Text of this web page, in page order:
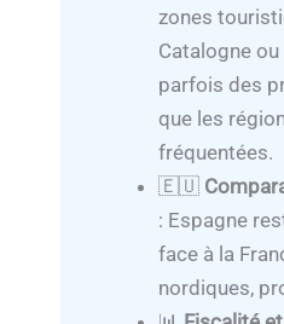
zones
Catalogne
parfois des
que les
fréquentées.
🇪🇺
: Espagne
face à la
nordiques,